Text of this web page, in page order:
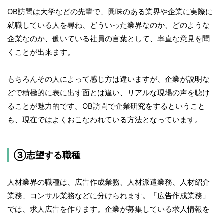
OB訪問は大学などの先輩で、興味のある業界や企業に実際に
就職している人を尋ね、どういった業界なのか、どのような
企業なのか、働いている社員の言葉として、率直な意見を聞
くことが出来ます。
もちろんその人によって感じ方は違いますが、企業が説明な
どで積極的に表に出す面とは違い、リアルな現場の声を聴け
ることが魅力的です。OB訪問で企業研究をするということ
も、現在ではよくおこなわれている方法となっています。
③志望する職種
人材業界の職種は、広告作成業務、人材派遣業務、人材紹介
業務、コンサル業務などに分けられます。「広告作成業務」
では、求人広告を作ります。企業が募集している求人情報を